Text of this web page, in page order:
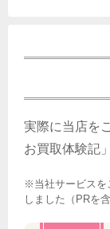
実際に当店を
お買取体験記
※当社サービスを
しました（PRを